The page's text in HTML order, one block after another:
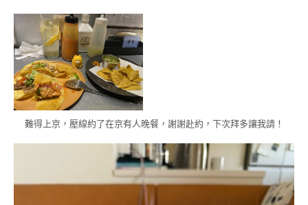
難得上京，壓線約了在京有人晚餐，謝謝赴約，下次拜多讓我請！